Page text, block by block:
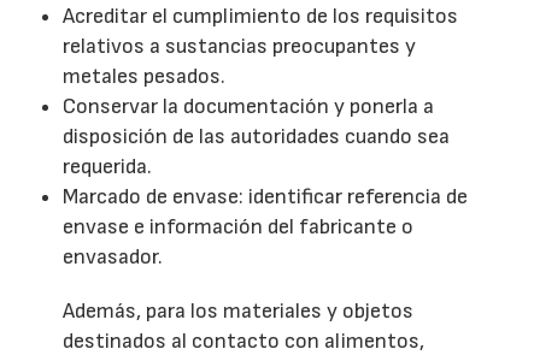
Acreditar el cumplimiento de los requisitos
relativos a sustancias preocupantes y
metales pesados.
Conservar la documentación y ponerla a
disposición de las autoridades cuando sea
requerida.
Marcado de envase: identificar referencia de
envase e información del fabricante o
envasador.
Además, para los materiales y objetos
destinados al contacto con alimentos,